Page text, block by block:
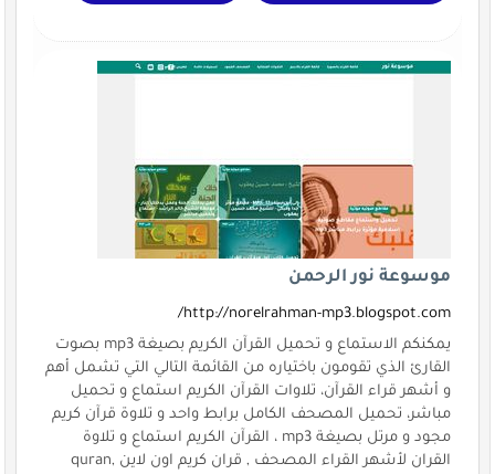
موسوعة نور الرحمن
http://norelrahman-mp3.blogspot.com/
يمكنكم الاستماع و تحميل القرآن الكريم بصيغة mp3 بصوت
القارئ الذي تقومون باختياره من القائمة التالي التي تشمل أهم
و أشهر قراء القرآن، تلاوات القرآن الكريم استماع و تحميل
مباشر، تحميل المصحف الكامل برابط واحد و تلاوة قرآن كريم
مجود و مرتل بصيغة mp3 ، القرآن الكريم استماع و تلاوة
القران لأشهر القراء المصحف , قران كريم اون لاين ,quran